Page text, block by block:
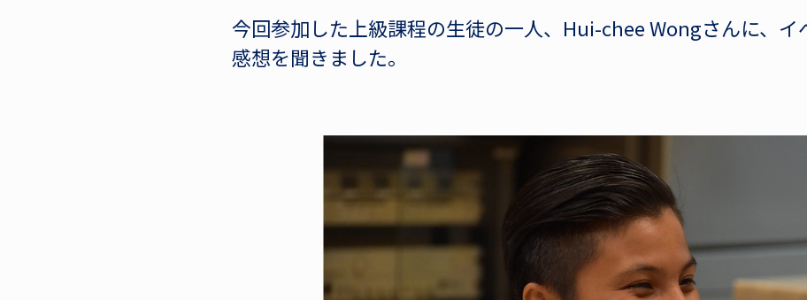
今回参加した上級課程の生徒の一人、Hui-chee Wongさんに、イ
感想を聞きました。